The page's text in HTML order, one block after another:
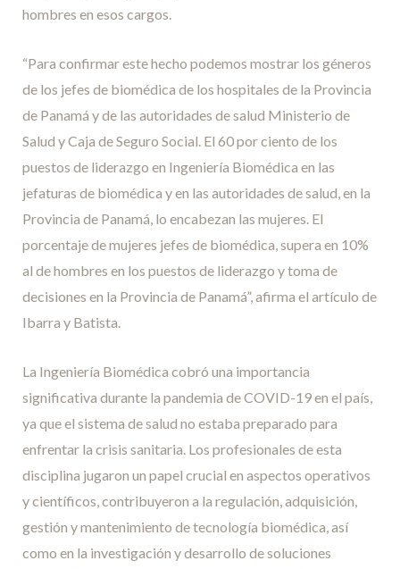
hombres en esos cargos.
“Para confirmar este hecho podemos mostrar los géneros
de los jefes de biomédica de los hospitales de la Provincia
de Panamá y de las autoridades de salud Ministerio de
Salud y Caja de Seguro Social. El 60 por ciento de los
puestos de liderazgo en Ingeniería Biomédica en las
jefaturas de biomédica y en las autoridades de salud, en la
Provincia de Panamá, lo encabezan las mujeres. El
porcentaje de mujeres jefes de biomédica, supera en 10%
al de hombres en los puestos de liderazgo y toma de
decisiones en la Provincia de Panamá”, afirma el artículo de
Ibarra y Batista.
La Ingeniería Biomédica cobró una importancia
significativa durante la pandemia de COVID-19 en el país,
ya que el sistema de salud no estaba preparado para
enfrentar la crisis sanitaria. Los profesionales de esta
disciplina jugaron un papel crucial en aspectos operativos
y científicos, contribuyeron a la regulación, adquisición,
gestión y mantenimiento de tecnología biomédica, así
como en la investigación y desarrollo de soluciones